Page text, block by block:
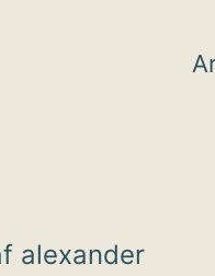
alexander